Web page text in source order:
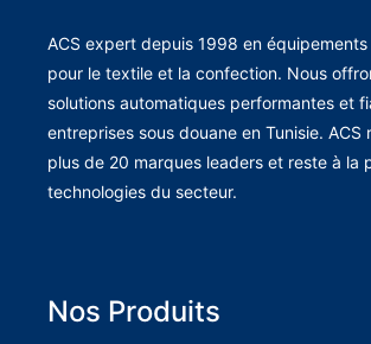
ACS expert depuis 1998 en
pour le textile et la confection. Nous
solutions automatiques performantes et
entreprises sous douane en Tunisie. ACS
plus de 20 marques leaders et reste à la
technologies du secteur.
Nos Produits